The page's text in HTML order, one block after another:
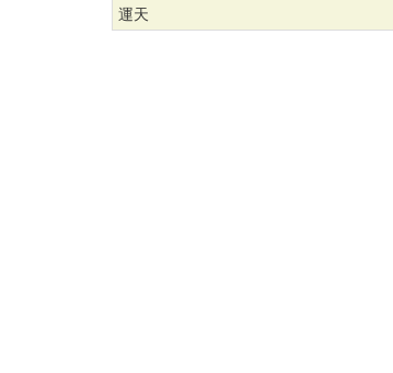
運天